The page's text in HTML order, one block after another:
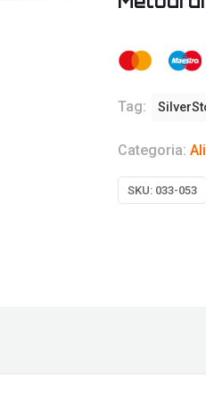
Tag:
Categoria:
SKU: 033-053